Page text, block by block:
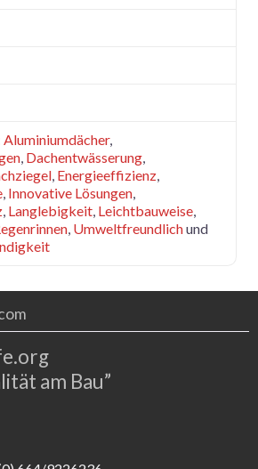
Aluminiumdächer,
, Dachentwässerung,
, Energieeffizienz,
, Innovative Lösungen,
, Langlebigkeit, Leichtbauweise,
, Umweltfreundlichund
am Bau”